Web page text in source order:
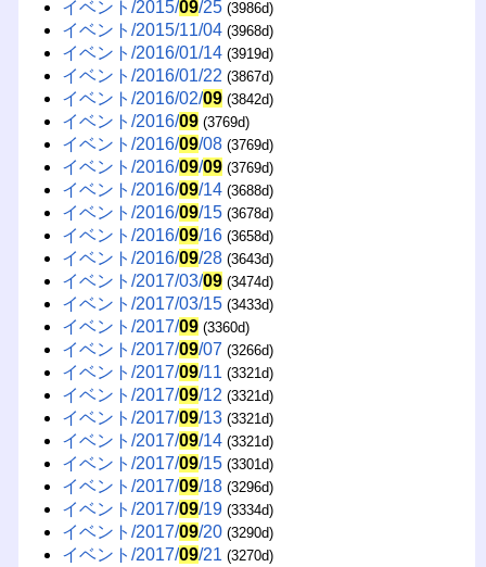
イベント/2015/09/25 (3986d)
イベント/2015/11/04 (3968d)
イベント/2016/01/14 (3919d)
イベント/2016/01/22 (3867d)
イベント/2016/02/09 (3842d)
イベント/2016/09 (3769d)
イベント/2016/09/08 (3769d)
イベント/2016/09/09 (3769d)
イベント/2016/09/14 (3688d)
イベント/2016/09/15 (3678d)
イベント/2016/09/16 (3658d)
イベント/2016/09/28 (3643d)
イベント/2017/03/09 (3474d)
イベント/2017/03/15 (3433d)
イベント/2017/09 (3360d)
イベント/2017/09/07 (3266d)
イベント/2017/09/11 (3321d)
イベント/2017/09/12 (3321d)
イベント/2017/09/13 (3321d)
イベント/2017/09/14 (3321d)
イベント/2017/09/15 (3301d)
イベント/2017/09/18 (3296d)
イベント/2017/09/19 (3334d)
イベント/2017/09/20 (3290d)
イベント/2017/09/21 (3270d)